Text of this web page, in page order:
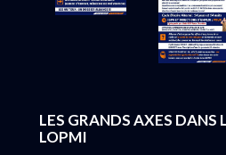
LES GRANDS AXES DANS
LOPMI